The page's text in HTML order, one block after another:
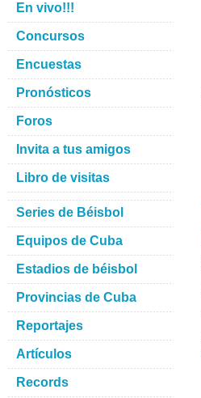
En vivo!!!
Concursos
Encuestas
Pronósticos
Foros
Invita a tus amigos
Libro de visitas
Series de Béisbol
Equipos de Cuba
Estadios de béisbol
Provincias de Cuba
Reportajes
Artículos
Records